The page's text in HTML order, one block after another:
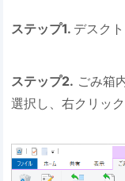
ステップ1. デスク
ステップ2. ごみ箱
選択し、右クリッ